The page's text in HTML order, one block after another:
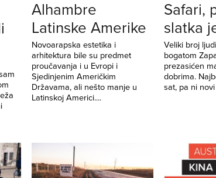
Alhambre
Latinske Amerike
Novoarapska estetika i
arhitektura bile su predmet
proučavanja i u Evropi i
Sjedinjenim Američkim
Državama, ali nešto manje u
Latinskoj Americi....
Safari,
slatka
Veliki broj
bogatom
prezasićen
dobrima.
sat, pa ni